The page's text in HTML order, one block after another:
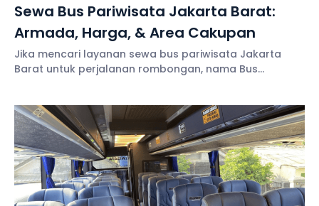
Sewa Bus Pariwisata Jakarta Barat:
Armada, Harga, & Area Cakupan
Jika mencari layanan sewa bus pariwisata Jakarta
Barat untuk perjalanan rombongan, nama Bus
wilayah Jakarta Barat, baik